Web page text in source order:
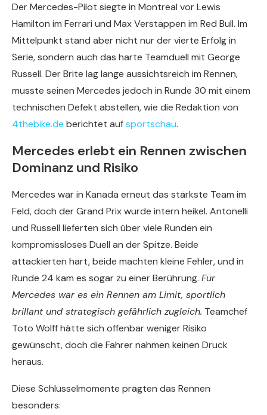
Der Mercedes-Pilot siegte in Montreal vor Lewis
Hamilton im Ferrari und Max Verstappen im Red Bull. Im
Mittelpunkt stand aber nicht nur der vierte Erfolg in
Serie, sondern auch das harte Teamduell mit George
Russell. Der Brite lag lange aussichtsreich im Rennen,
musste seinen Mercedes jedoch in Runde 30 mit einem
technischen Defekt abstellen, wie die Redaktion von
4thebike.de berichtet aufsportschau.
Mercedes erlebt ein Rennen zwischen
Dominanz und Risiko
Mercedes war in Kanada erneut das stärkste Team im
Feld, doch der Grand Prix wurde intern heikel. Antonelli
und Russell lieferten sich über viele Runden ein
kompromissloses Duell an der Spitze. Beide
attackierten hart, beide machten kleine Fehler, und in
Runde 24 kam es sogar zu einer Berührung. Für
Mercedes war es ein Rennen am Limit, sportlich
brillant und strategisch gefährlich zugleich. Teamchef
Toto Wolff hätte sich offenbar weniger Risiko
gewünscht, doch die Fahrer nahmen keinen Druck
heraus.
Diese Schlüsselmomente prägten das Rennen
besonders: